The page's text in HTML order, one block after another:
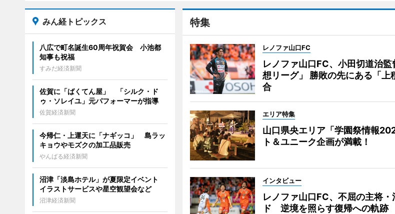
特集
レノファ山口FC
レノファ山口FC、小田切道治
想リーグ」 勝敗の先にある「
合
エリア特集
山口県央エリア「学園祭情報
ト＆ユニーク企画が満載！
インタビュー
レノファ山口FC、不屈の主将
ド 逆境を照らす復帰への軌跡
みん経トピックス
八広で町名誕生60周年祝賀会 小池都
知事も祝福
すみだ経済新聞
佐賀に「ばくてん屋」 「シルク・ド
ゥ・ソレイユ」元パフォーマーが指導
佐賀経済新聞
今帰仁・上運天に「ナギッコ」 島ラッ
キョウやモズクの加工品販売
やんばる経済新聞
沼津「淡島ホテル」が夏限定イベント
イラストサービスや星空観望会など
沼津経済新聞